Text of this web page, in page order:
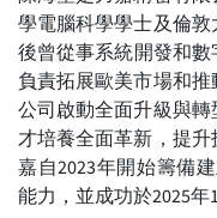
學電腦科學學士及倫
後曾從事系統開發和數
負責拓展歐美市場和推
公司啟動全面升級與
才培養全面革新，提
嘉自2023年開始籌備
能力，並成功於2025年